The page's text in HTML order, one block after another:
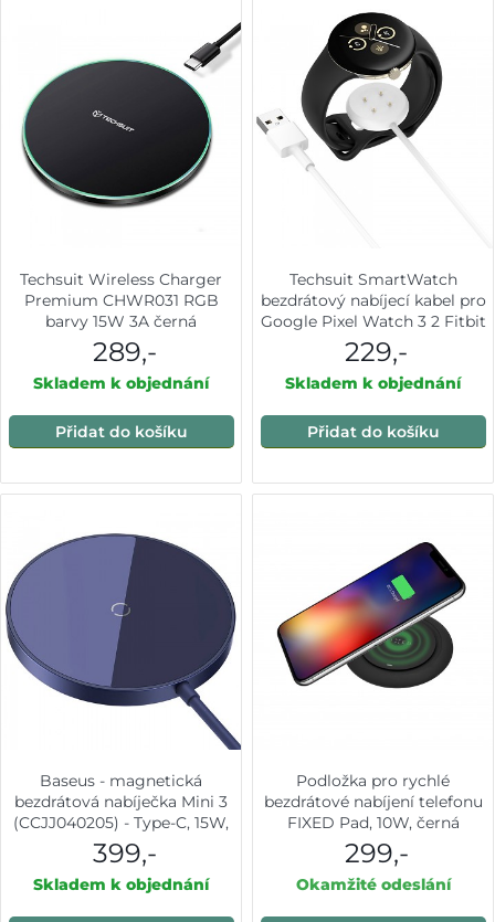
Techsuit Wireless Charger
Premium CHWR031 RGB
barvy 15W 3A černá
289,-
Skladem k objednání
Přidat do košíku
Techsuit SmartWatch
bezdrátový nabíjecí kabel pro
Google Pixel Watch 3 2 Fitbit
Ace LTE USB bílý
229,-
Skladem k objednání
Přidat do košíku
Baseus - magnetická
bezdrátová nabíječka Mini 3
(CCJJ040205) - Type-C, 15W,
2A, 115-205 kHz - Dusty Purple
399,-
Skladem k objednání
Podložka pro rychlé
bezdrátové nabíjení telefonu
FIXED Pad, 10W, černá
299,-
Okamžité odeslání